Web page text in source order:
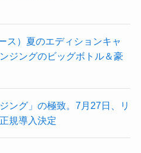
ス）夏のエディションキャ
ジングのビッグボトル＆豪
ング」の極致。7月27日、リ
規導入決定